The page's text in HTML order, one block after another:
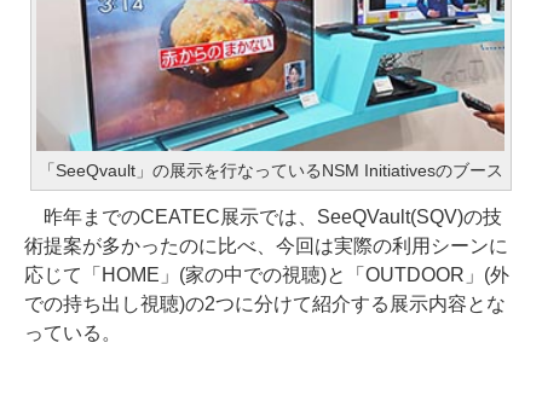
「SeeQvault」の展示を行なっているNSM Initiativesのブース
昨年までのCEATEC展示では、SeeQVault(SQV)の技
術提案が多かったのに比べ、今回は実際の利用シーンに
応じて「HOME」(家の中での視聴)と「OUTDOOR」(外
での持ち出し視聴)の2つに分けて紹介する展示内容とな
っている。